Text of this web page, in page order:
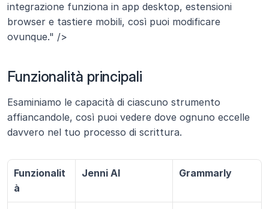
integrazione funziona in app desktop, estensioni
browser e tastiere mobili, così puoi modificare
ovunque." />
Funzionalità principali
Esaminiamo le capacità di ciascuno strumento
affiancandole, così puoi vedere dove ognuno eccelle
davvero nel tuo processo di scrittura.
Funzionalit
à
Jenni AI Grammarly